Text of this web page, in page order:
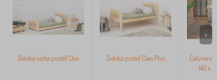
Detská nízka posteľ Cleo Detská posteľ Cleo Plus
Čalúnená
140 x
>